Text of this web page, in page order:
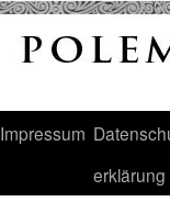
Impressum
erklärung